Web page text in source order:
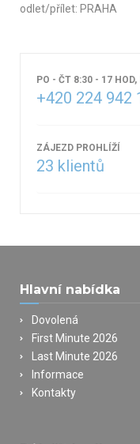
odlet/přílet: PRAHA
PO - ČT 8:30 - 17
+420 224 942
ZÁJEZD PROHLÍŽÍ
23 klientů
Hlavní nabídka
Dovolená
First Minute 2026
Last Minute 2026
Informace
Kontakty